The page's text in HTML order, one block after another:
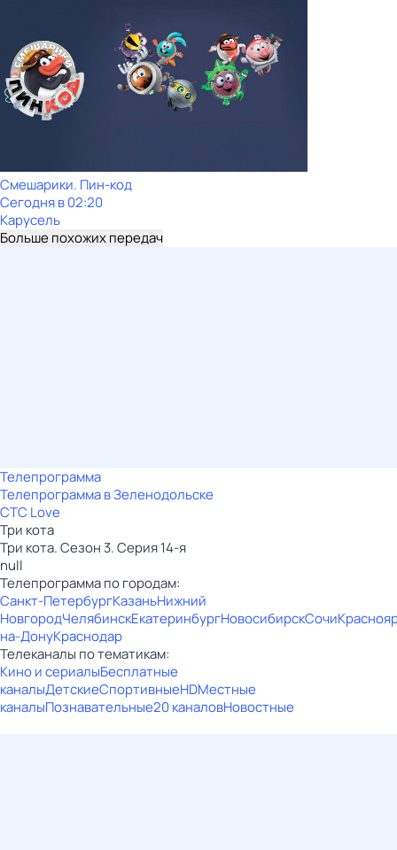
Смешарики. Пин-код
Сегодня в 02:20
Карусель
Больше похожих передач
Телепрограмма
Телепрограмма в Зеленодольске
СТС Love
Три кота
Три кота. Сезон 3. Серия 14-я
null
Телепрограмма по городам:
Санкт-ПетербургКазаньНижний
НовгородЧелябинскЕкатеринбургНовосибирскСочи
на-ДонуКраснодар
Телеканалы по тематикам:
Кино и сериалыБесплатные
каналыДетскиеСпортивныеHDМестные
каналыПознавательные20 каналовНовостные